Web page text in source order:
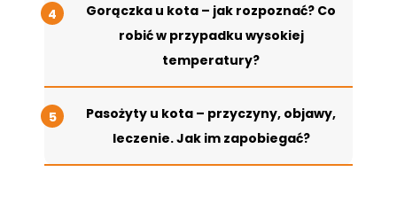
Gorączka u kota – jak rozpoznać? Co
robić w przypadku wysokiej
temperatury?
Pasożyty u kota – przyczyny, objawy,
leczenie. Jak im zapobiegać?